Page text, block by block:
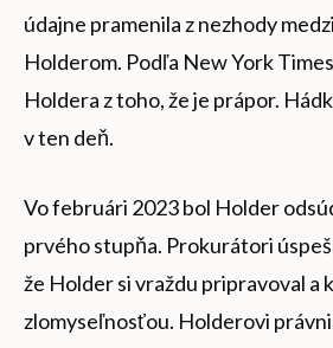
údajne pramenila z nezhody
Holderom. Podľa New York
Holdera z toho, že je prápor.
v ten deň.
Vo februári 2023 bol Holder
prvého stupňa. Prokurátori
že Holder si vraždu pripravoval a
zlomyseľnosťou. Holderovi